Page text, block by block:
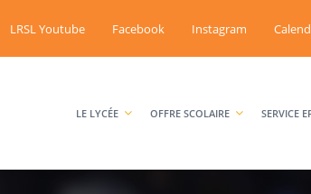
LRSL Youtube Facebook Instagram
LE LYCÉE OFFRE SCOLAIRE SERVICE